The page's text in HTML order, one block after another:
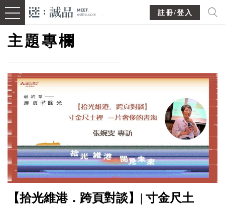
註冊/登入
主題專欄
【拾光維港．跨頁對談】| 寸金尺土